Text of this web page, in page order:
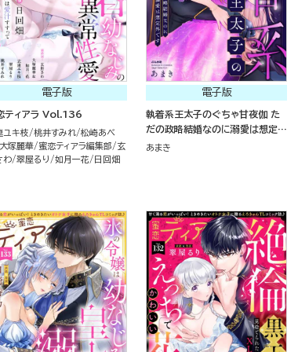
電子版
ティアラ Vol.136
ユキ枝 桃井すみれ
松崎あべ
大塚麗華 蜜恋ティアラ編集部
玄
わ 翠屋るり 如月一花 日回畑
電子版
執着系王太子のぐちゃ甘夜伽 た
だの政略結婚なのに溺愛は想定外
です
あまき